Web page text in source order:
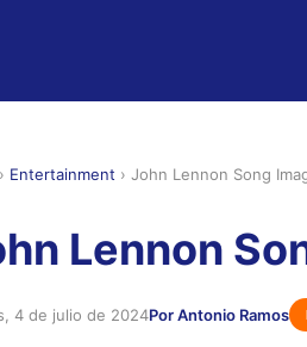
› Entertainment › John Lennon Song
Lennon
4 de julio de 2024Por Antonio Ramos